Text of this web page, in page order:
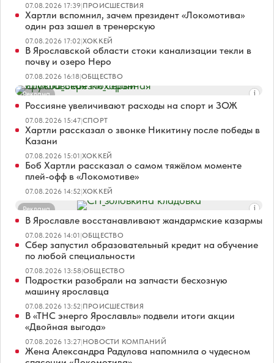
07.08.2026 17:39|ПРОИСШЕСТВИЯ
Хартли вспомнил, зачем президент «Локомотива»
один раз зашел в тренерскую
07.08.2026 17:02|ХОККЕЙ
В Ярославской области стоки канализации текли в
почву и озеро Неро
07.08.2026 16:18|ОБЩЕСТВО
Реклама
Россияне увеличивают расходы на спорт и ЗОЖ
07.08.2026 15:47|СПОРТ
Хартли рассказал о звонке Никитину после победы в
Казани
07.08.2026 15:01|ХОККЕЙ
Боб Хартли рассказал о самом тяжёлом моменте
плей-офф в «Локомотиве»
07.08.2026 14:52|ХОККЕЙ
Реклама
В Ярославле восстанавливают жандармские казармы
07.08.2026 14:01|ОБЩЕСТВО
Сбер запустил образовательный кредит на обучение
по любой специальности
07.08.2026 13:58|ОБЩЕСТВО
Подростки разобрали на запчасти бесхозную
машину ярославца
07.08.2026 13:52|ПРОИСШЕСТВИЯ
В «ТНС энерго Ярославль» подвели итоги акции
«Двойная выгода»
07.08.2026 13:27|НОВОСТИ КОМПАНИЙ
Жена Александра Радулова напомнила о чудесном